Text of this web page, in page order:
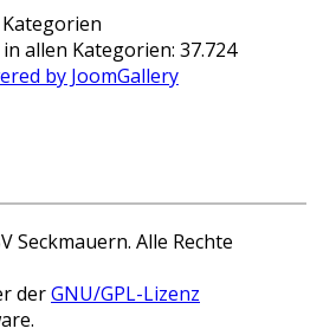
allen Kategorien: 37.724
Seckmauern. Alle Rechte
derGNU/GPL-Lizenz